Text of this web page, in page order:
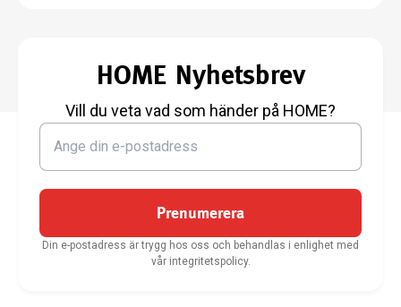
HOME Nyhetsbrev
Vill du veta vad som händer på HOME?
Prenumerera
Din e-postadress är trygg hos oss och behandlas i enlighet med
vår integritetspolicy.